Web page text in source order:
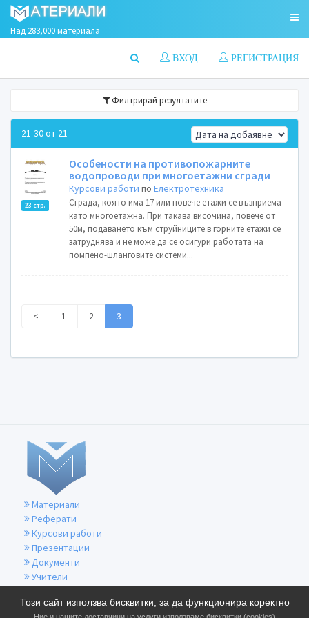
Над 283,000 материала
РЕГИСТРАЦИЯ
ВХОД
Филтрирай резултатите
21-30 от 21
23 стр.
Особености на противопожарните
водопроводи при многоетажни сгради
Курсови работи поЕлектротехника
Сграда, която има 17 или повече етажи се възприема
като многоетажна. При такава височина, повече от
50м, подаването към струйниците в горните етажи се
затруднява и не може да се осигури работата на
помпено-шланговите системи...
< 1 2 3
Този сайт използва бисквитки, за да функционира коректно
Материали
Реферати
Курсови работи
Презентации
Документи
Учители
Общи условия